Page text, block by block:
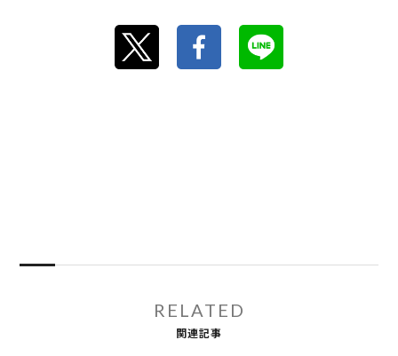
RELATED
関連記事